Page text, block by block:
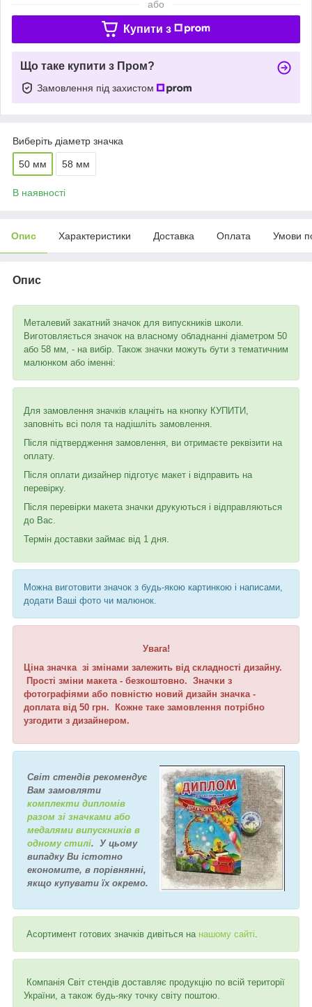
або
Купити з
Що таке купити з Пром?
Замовлення під захистом
Виберіть діаметр значка
50 мм 58 мм
В наявності
Опис Характеристики Доставка Оплата Умови
Опис
Металевий закатний значок для випускників школи.
Виготовляється значок на власному обладнанні діаметром 50
або 58 мм, - на вибір. Також значки можуть бути з тематичним
малюнком або іменні:
Для замовлення значків клацніть на кнопку КУПИТИ,
заповніть всі поля та надішліть замовлення.
Після підтвердження замовлення, ви отримаєте реквізити на
оплату.
Після оплати дизайнер підготує макет і відправить на
перевірку.
Після перевірки макета значки друкуються і відправляються
до Вас.
Термін доставки займає від 1 дня.
Можна виготовити значок з будь-якою картинкою і написами,
додати Ваші фото чи малюнок.
Увага!
Ціна значка зі змінами залежить від складності дизайну.
Прості зміни макета - безкоштовно. Значки з
фотографіями або повністю новий дизайн значка -
доплата від 50 грн. Кожне таке замовлення потрібно
узгодити з дизайнером.
Світ стендів рекомендує
Вам замовляти
комплекти дипломів
разом зі значками або
медалями випускників в
одному стилі. У цьому
випадку Ви істотно
економите, в порівнянні,
якщо купувати їх окремо.
Асортимент готових значків дивіться на нашому сайті
Компанія Світ стендів доставляє продукцію по всій території
України, а також будь-яку точку світу поштою.